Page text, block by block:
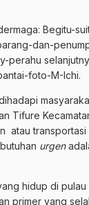
Begitu-
dan-
perahu
foto-M-Ichi.
Tifure
atau transportasi
urgen
hidup di pulau
primer yang